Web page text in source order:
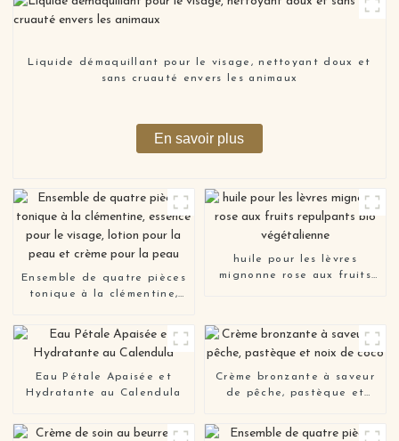
Liquide démaquillant pour le visage, nettoyant doux et
sans cruauté envers les animaux
En savoir plus
Ensemble de quatre pièces
tonique à la clémentine,
lotion pour la peau et
crème pour la peau
huile pour les lèvres
mignonne rose aux fruits
Eau Pétale Apaisée et
Hydratante au Calendula
Crème bronzante à saveur
de pêche, pastèque et